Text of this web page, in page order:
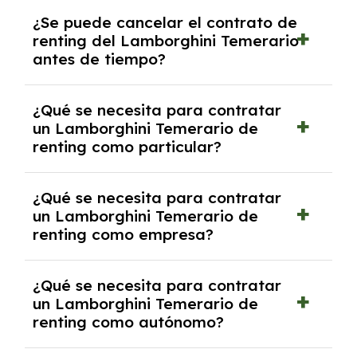
tendrás que pagar ningún tipo de entrada
salvo en casos que lo exija el proveedor
debido al resultado del estudio de viabilidad
económica.
¿Se puede cancelar el contrato de
renting del Lamborghini Temerario
antes de tiempo?
pero puede haber penalizaciones por
cancelación anticipada. Es importante revisar
las condiciones del contrato y hablar con un
experto que te asesore.
¿Qué se necesita para contratar
un Lamborghini Temerario de
renting como particular?
y, en algunos casos, una consulta de solvencia
crediticia y un pago inicial.
¿Qué se necesita para contratar
un Lamborghini Temerario de
renting como empresa?
documentación financiera y, en algunos
casos, un informe de solvencia de la empresa
y un pago inicial.
¿Qué se necesita para contratar
un Lamborghini Temerario de
renting como autónomo?